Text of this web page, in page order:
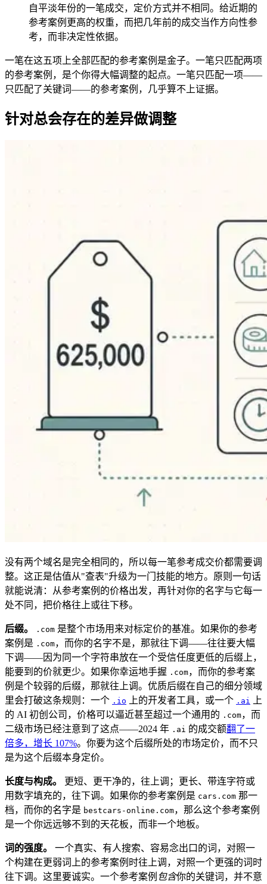
自平淡年份的一笔成交，定价方式并不相同。给近期的
参考案例更高的权重，而把几年前的成交当作方向性参
考，而非决定性依据。
一笔在这五项上全部匹配的参考案例是金子。一笔只匹配两项
的参考案例，是个你得大幅调整的起点。一笔只匹配一项——
只匹配了关键词——的参考案例，几乎算不上证据。
针对总会存在的差异做调整
没有两个域名是完全相同的，所以每一笔参考成交价都需要调
整。这正是估值从"查表"升级为一门技能的地方。原则一句话
就能说清：从参考案例的价格出发，再针对你的名字与它每一
处不同，把价格往上或往下移。
后缀。 .com 是整个市场用来对标定价的基准。如果你的参考
案例是 .com，而你的名字不是，那就往下调——往往要大幅
下调——因为同一个字符串放在一个受信任度更低的后缀上，
能要到的价就更少。如果你幸运地手握 .com，而你的参考案
例是个较弱的后缀，那就往上调。优质后缀在自己的细分领域
里会打破这条规则：一个 .io 上的开发者工具，或一个 .ai
上
的 AI 初创公司，价格可以逼近甚至超过一个通用的 .com，而
二级市场已经注意到了这点——2024 年 .ai 的成交额翻了一
倍多，增长 107%。你要为这个后缀所处的市场定价，而不只
是为这个后缀本身定价。
长度与构成。
更短、更干净的，往上调；更长、带连字符或
用数字填充的，往下调。如果你的参考案例是 cars.com 那一
档，而你的名字是 bestcars-online.com，那么这个参考案例
是一个你远远够不到的天花板，而非一个地板。
词的强度。
一个真实、有人搜索、容易念出口的词，对照一
个构建在更弱词上的参考案例时往上调，对照一个更强的词时
往下调。这里要诚实。一个参考案例 包含你的关键词，并不意